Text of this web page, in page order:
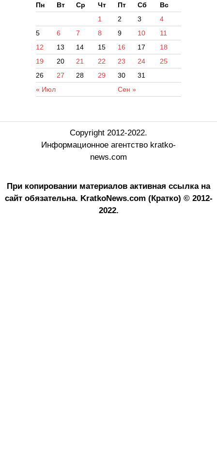
Пн
Вт Ср Чт Пт Сб Вс
« Июл Сен »
1 2 3
4
5
6 7 8 9 10
11
12
13 14 15 16 17
18
19
20 21 22 23 24
25
26
27 28 29 30 31
Copyright 2012-2022.
Информационное агентство kratko-
news.com
При копировании материалов активная ссылка на
сайт обязательна. KratkoNews.com (Кратко) © 2012-
2022.